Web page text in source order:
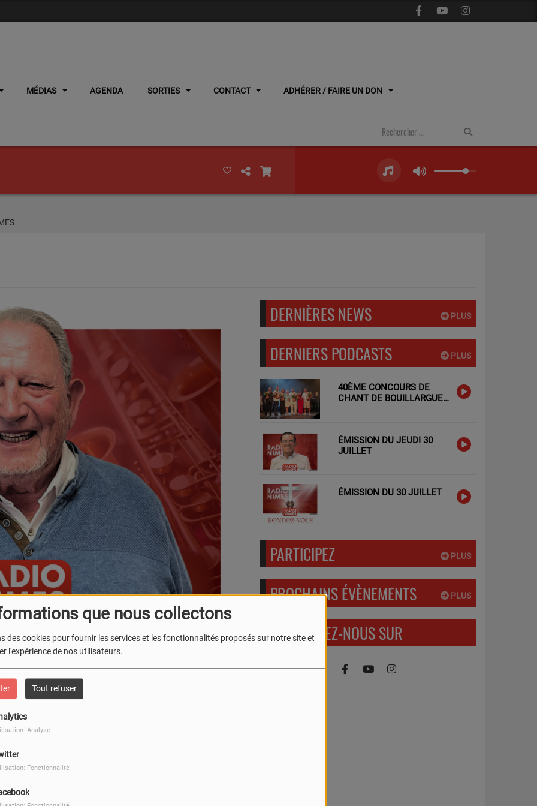
que nous collectons
des cookies pour fournir les services et les fonctionnalités proposés sur notre site et
l'expérience de nos utilisateurs.
Tout refuser
Analyse
Fonctionnalité
MÉDIAS AGENDA SORTIES CONTACT ADHÉRER / FAIRE UN DON
PLUS
DERNIÈRES NEWS
PLUS
DERNIERS PODCASTS
40ÈME CONCOURS DE
CHANT DE BOUILLARGUES
ÉMISSION DU JEUDI 30
JUILLET
ÉMISSION DU 30 JUILLET
PLUS
PARTICIPEZ
PLUS
PROCHAINS ÉVÈNEMENTS
RETROUVEZ-NOUS SUR